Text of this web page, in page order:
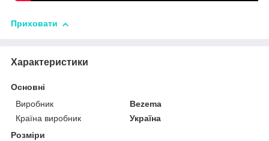
Приховати
Характеристики
Основні
Виробник
Bezema
Країна виробник
Україна
Розміри